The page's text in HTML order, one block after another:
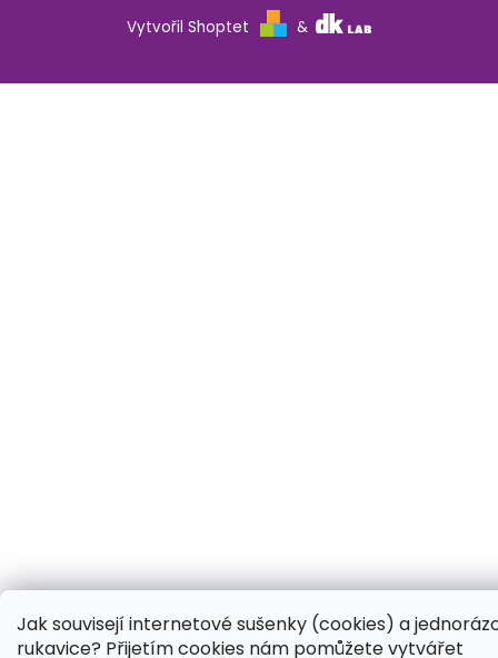
Jak souvisejí internetové sušenky (cookies) a
rukavice? Přijetím cookies nám pomůžete vytvářet
Vytvořil Shoptet &